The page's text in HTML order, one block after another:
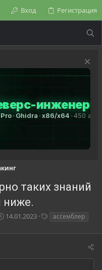
Вход Регистрация
таких знаний
ниже.
Д
т
а
14.01.2023
г
ассемблер